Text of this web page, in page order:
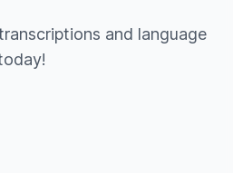
and language